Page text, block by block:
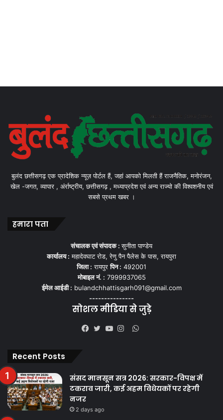
बुलंद छत्तीसगढ़ एक प्रादेशिक न्यूज़ पोर्टल हैं, जहां आपको मिलती हैं राजनैतिक, मनोरंजन,
खेल -जगत, व्यापार , अंर्राष्ट्रीय, छत्तीसगढ़ , मध्याप्रदेश एवं अन्य राज्यो की विश्वशनीय एवं
सबसे प्रथम खबर ।
हमारा पता
संचालक एवं संपादक :सुनीता पाण्डेय
कार्यालय : महादेवघाट रोड, रेणु पैन पैलेस के पास, रायपुरा
जिला : रायपुरपिन : 492001
मोबाइल नं. : 7999937065
ईमेल आईडी : bulandchhattisgarh091@gmail.com
---------------
सोशल मीडिया से जुड़े
WhatsApp
Recent Posts
संसद मानसून सत्र 2026: सरकार-विपक्ष में
टकराव जारी, कई अहम विधेयकों पर रहेगी
नजर
2 days ago